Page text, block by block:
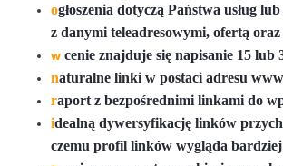
ogłoszenia dotyczą Państwa usług
z danymi teleadresowymi, ofertą
w cenie znajduje się napisanie 15 lub
naturalne linki w postaci adresu
raport z bezpośrednimi linkami do
idealną dywersyfikację linków
czemu profil linków wygląda